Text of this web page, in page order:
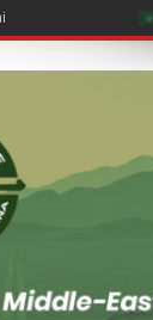
air-air du Su-57E